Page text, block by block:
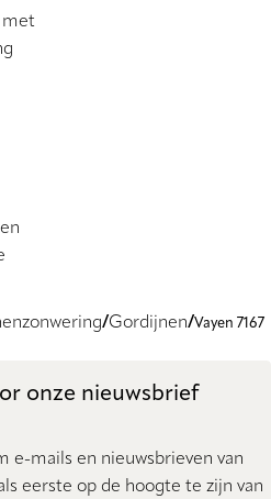
met
Gordijnen Vayen 7167
onze nieuwsbrief
e-mails en nieuwsbrieven van
eerste op de hoogte te zijn van